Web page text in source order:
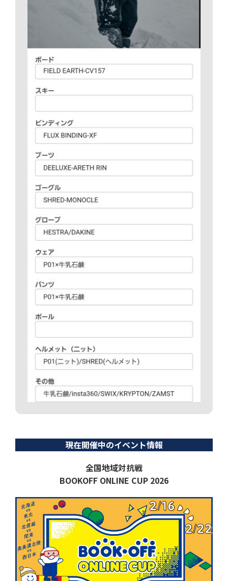
現在開催中のイベント情報
全国地域対抗戦
BOOKOFF ONLINE CUP 2026